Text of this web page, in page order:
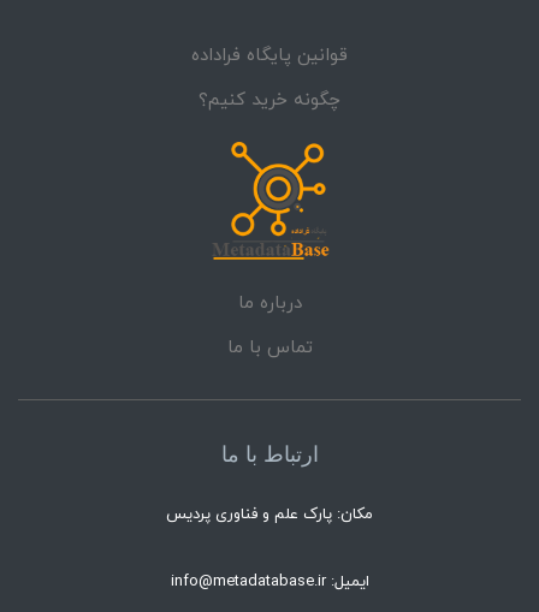
قوانین پایگاه فراداده
چگونه خرید کنیم؟
درباره ما
تماس با ما
ارتباط با ما
مکان: پارک علم و فناوری پردیس
ایمیل: info@metadatabase.ir